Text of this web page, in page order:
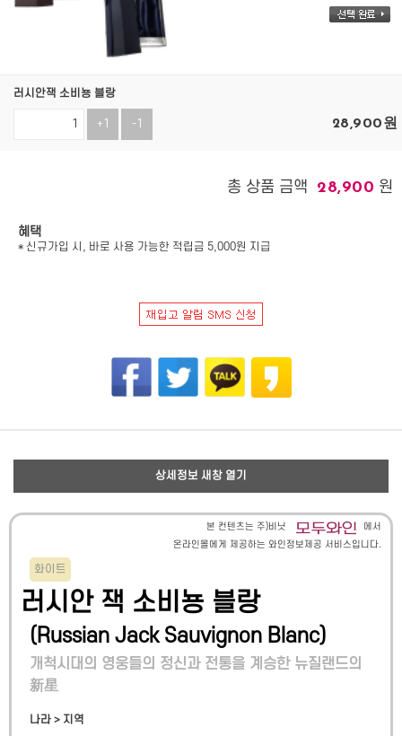
러시안잭 소비뇽 블랑
+1 -1 28,900원
총 상품 금액 28,900 원
혜택
* 신규가입 시, 바로 사용 가능한 적립금 5,000원 지급
상세정보 새창 열기
본 컨텐츠는 주)비닛
에서
온라인몰에게 제공하는 와인정보제공 서비스입니다.
화이트
러시안 잭 소비뇽 블랑
(Russian Jack Sauvignon Blanc)
개척시대의 영웅들의 정신과 전통을 계승한 뉴질랜드의
新星
나라 > 지역